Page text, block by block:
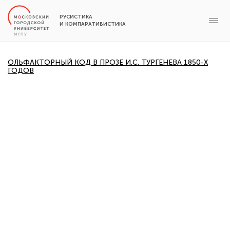
РУСИСТИКА
И КОМПАРАТИВИСТИКА
ОЛЬФАКТОРНЫЙ КОД В ПРОЗЕ И.С. ТУРГЕНЕВА 1850-Х
ГОДОВ